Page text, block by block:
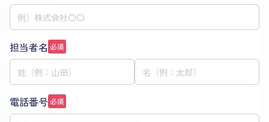
担当者名 必須
電話番号必須